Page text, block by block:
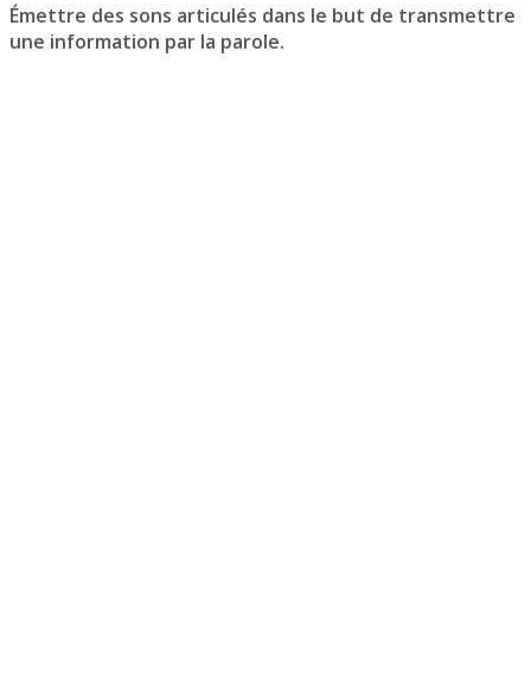
Émettre des sons articulés dans le but de transmettre
une information par la parole.